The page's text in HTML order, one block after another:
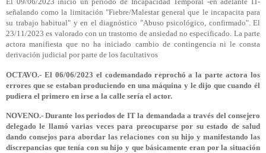
señalando como la limitación "Fiebre/Malestar general que le incapacita para
su trabajo habitual" y en el diagnóstico "Abuso psicológico, confirmado". El
23/11/2023 es valorado con un trastorno de ansiedad no especificado. La parte
actora manifiesta que no ha iniciado cambio de contingencia ni le consta
derivación judicial por parte de los facultativos
OCTAVO.- El 06/06/2023 el codemandado reprochó a la parte actora los
errores que se estaban produciendo en una máquina y le dijo que cuando él
pudiera el primero en irse a la calle sería el actor.
NOVENO.- Durante los periodos de IT la demandada a través del consejero
delegado le llamó varias veces para preocuparse por su estado de salud
dando consejos para abordar las relaciones con su hijo y manifestando las
discrepancias que tenía con su hijo y que básicamente eran por la situación